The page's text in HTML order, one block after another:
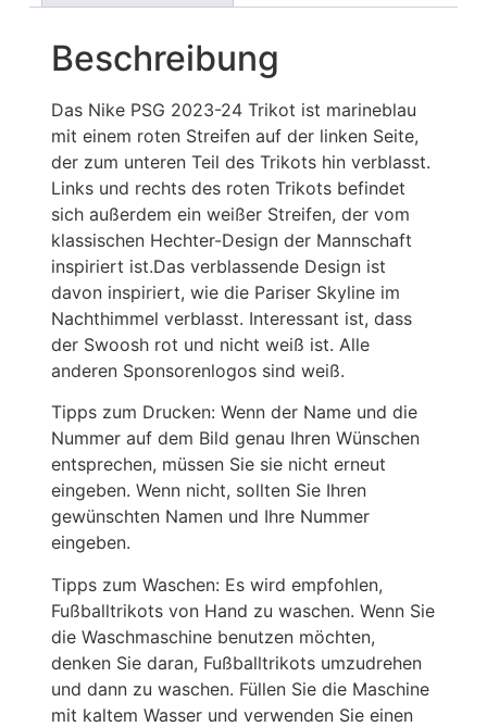
Beschreibung
Das Nike PSG 2023-24 Trikot ist marineblau
mit einem roten Streifen auf der linken Seite,
der zum unteren Teil des Trikots hin verblasst.
Links und rechts des roten Trikots befindet
sich außerdem ein weißer Streifen, der vom
klassischen Hechter-Design der Mannschaft
inspiriert ist.Das verblassende Design ist
davon inspiriert, wie die Pariser Skyline im
Nachthimmel verblasst. Interessant ist, dass
der Swoosh rot und nicht weiß ist. Alle
anderen Sponsorenlogos sind weiß.
Tipps zum Drucken: Wenn der Name und die
Nummer auf dem Bild genau Ihren Wünschen
entsprechen, müssen Sie sie nicht erneut
eingeben. Wenn nicht, sollten Sie Ihren
gewünschten Namen und Ihre Nummer
eingeben.
Tipps zum Waschen: Es wird empfohlen,
Fußballtrikots von Hand zu waschen. Wenn Sie
die Waschmaschine benutzen möchten,
denken Sie daran, Fußballtrikots umzudrehen
und dann zu waschen. Füllen Sie die Maschine
mit kaltem Wasser und verwenden Sie einen